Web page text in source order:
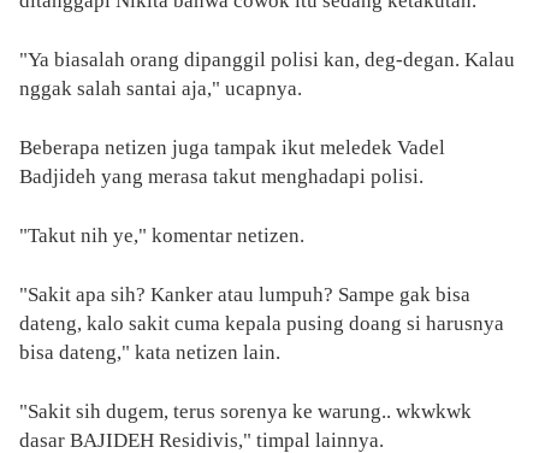
"Ya biasalah orang dipanggil polisi kan, deg-degan. Kalau
nggak salah santai aja," ucapnya.
Beberapa netizen juga tampak ikut meledek Vadel
Badjideh yang merasa takut menghadapi polisi.
"Takut nih ye," komentar netizen.
"Sakit apa sih? Kanker atau lumpuh? Sampe gak bisa
dateng, kalo sakit cuma kepala pusing doang si harusnya
bisa dateng," kata netizen lain.
"Sakit sih dugem, terus sorenya ke warung.. wkwkwk
dasar BAJIDEH Residivis," timpal lainnya.